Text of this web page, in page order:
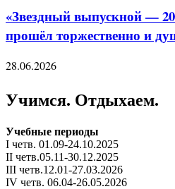
«Звездный выпускной —
прошёл торжественно и
28.06.2026
Учимся. Отдыхаем.
Учебные периоды
I четв. 01.09-24.10.2025
II четв.05.11-30.12.2025
III четв.12.01-27.03.2026
IV четв. 06.04-26.05.2026